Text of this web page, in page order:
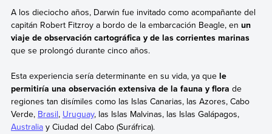
A los dieciocho años, Darwin fue invitado como acompañante del
capitán Robert Fitzroy a bordo de la embarcación Beagle, en un
viaje de observación cartográfica y de las corrientes marinas
que se prolongó durante cinco años.
Esta experiencia sería determinante en su vida, ya quele
permitiría una observación extensiva de la fauna y flora de
regiones tan disímiles como las Islas Canarias, las Azores, Cabo
Verde, Brasil, Uruguay, las Islas Malvinas, las Islas Galápagos,
Australiay Ciudad del Cabo (Suráfrica).